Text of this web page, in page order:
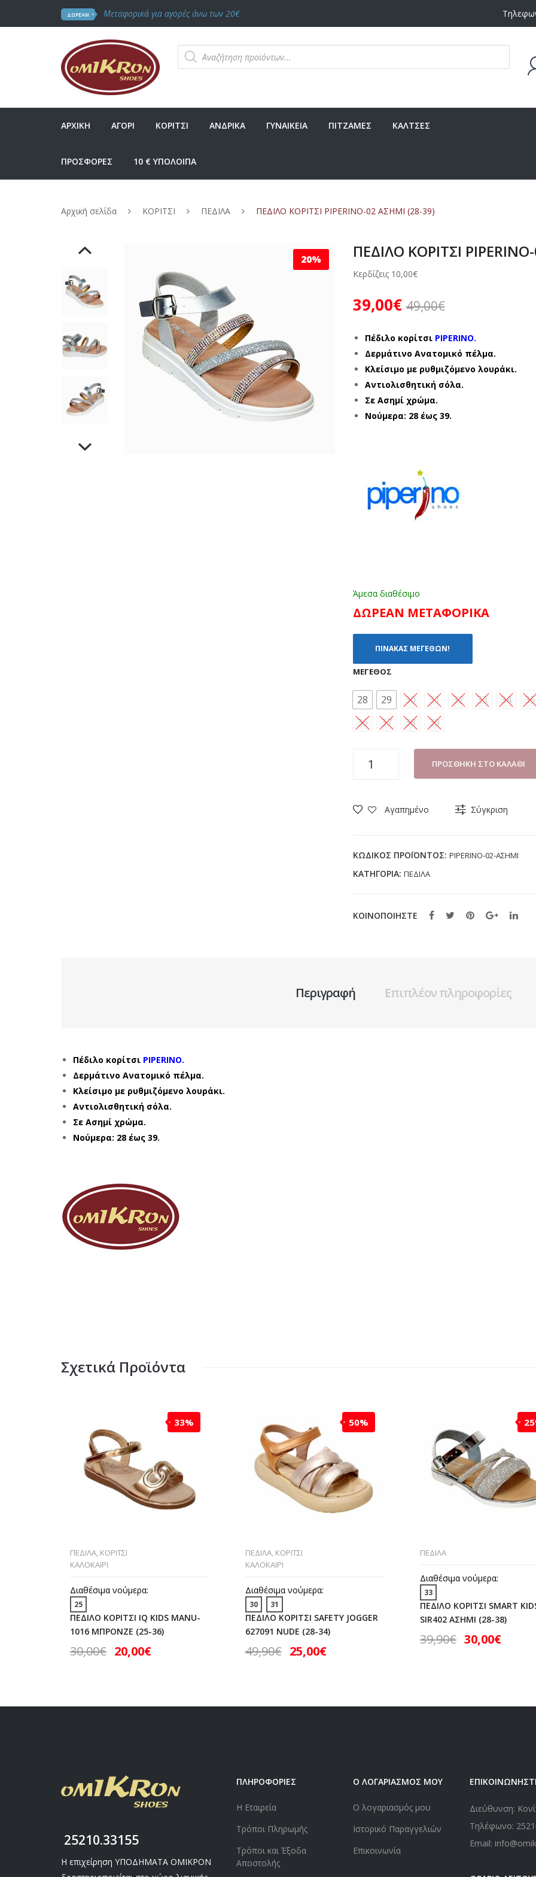
ΔΩΡΕΑΝ Μεταφορικά για αγορές άνω των 20€
Products
search
ΑΡΧΙΚΗ ΑΓΟΡΙ ΚΟΡΙΤΣΙ ΑΝΔΡΙΚΑ ΓΥΝΑΙΚΕΙΑ ΠΙΤΖΑΜΕΣ ΚΑΛΤΣΕΣ
ΠΡΟΣΦΟΡΕΣ 10 € ΥΠΟΛΟΙΠΑ
Αρχική σελίδα ΚΟΡΙΤΣΙ ΠΕΔΙΛΑ ΠΕΔΙΛΟ ΚΟΡΙΤΣΙ PIPERINO-02 ΑΣΗΜΙ (28-39)
20% ΠΕΔΙΛΟ ΚΟΡΙΤΣΙ
Κερδίζεις 10,00€
49,00€
39,00€
Πέδιλο κορίτσι PIPERINO.
Δερμάτινο Ανατομικό πέλμα.
Κλείσιμο με ρυθμιζόμενο λουράκι.
Αντιολισθητική σόλα.
Σε Ασημί χρώμα.
Νούμερα: 28 έως 39.
Άμεσα διαθέσιμο
ΔΩΡΕΑΝ ΜΕΤΑΦΟΡΙΚΑ
ΠΙΝΑΚΑΣ ΜΕΓΕΘΩΝ!
ΜΈΓΕΘΟΣ
28 29 30 31 32 33 34
35
36
37 38 39
02
39)
ΠΡΟΣΘΉΚΗ ΣΤΟ ΚΑΛΆΘΙ
Αγαπημένο Σύγκριση
ΚΩΔΙΚΌΣ ΠΡΟΪΌΝΤΟΣ: PIPERINO-02-ΑΣΗΜΙ
ΚΑΤΗΓΟΡΊΑ: ΠΕΔΙΛΑ
ΚΟΙΝΟΠΟΙΗΣΤΕ
Περιγραφή Επιπλέον πληροφορίες
Πέδιλο κορίτσι PIPERINO.
Δερμάτινο Ανατομικό πέλμα.
Κλείσιμο με ρυθμιζόμενο λουράκι.
Αντιολισθητική σόλα.
Σε Ασημί χρώμα.
Νούμερα: 28 έως 39.
Σχετικά Προϊόντα
33%
ΠΕΔΙΛΑ, ΚΟΡΙΤΣΙ
ΚΑΛΟΚΑΙΡΙ
Διαθέσιμα νούμερα:
25
ΠΕΔΙΛΟ ΚΟΡΙΤΣΙ IQ KIDS MANU-
1016 ΜΠΡΟΝΖΕ (25-36)
30,00€ 20,00€
50%
ΠΕΔΙΛΑ, ΚΟΡΙΤΣΙ
ΚΑΛΟΚΑΙΡΙ
Διαθέσιμα νούμερα:
30 31
ΠΕΔΙΛΟ ΚΟΡΙΤΣΙ SAFETY JOGGER
627091 NUDE (28-34)
49,90€ 25,00€
ΠΕΔΙΛΑ
Διαθέσιμα νούμερα:
33
ΠΕΔΙΛΟ ΚΟΡΙΤΣΙ SMART
SIR402 ΑΣΗΜΙ (28-38)
39,90€ 30,00€
25210.33155
Η επιχείρηση ΥΠΟΔΗΜΑΤΑ ΟΜΙΚΡΟΝ
ΠΛΗΡΟΦΟΡΙΕΣ
Η Εταιρεία
Τρόποι Πληρωμής
Τρόποι και Έξοδα
Αποστολής
Ο ΛΟΓΑΡΙΑΣΜΟΣ ΜΟΥ
Ο λογαριασμός μου
Ιστορικό Παραγγελιών
Επικοινωνία
Διεύθυνση:
Τηλέφωνο:
Email: